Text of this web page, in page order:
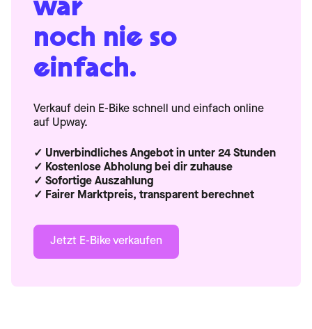
war
noch nie so
einfach.
Verkauf dein E-Bike schnell und einfach online
auf Upway.
✓ Unverbindliches Angebot in unter 24 Stunden
✓ Kostenlose Abholung bei dir zuhause
✓ Sofortige Auszahlung
✓ Fairer Marktpreis, transparent berechnet
Jetzt E-Bike verkaufen